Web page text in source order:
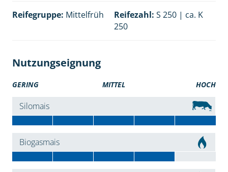
Reifegruppe: Mittelfrüh Reifezahl: S 250 | ca. K
250
Nutzungseignung
GERING MITTEL HOCH
Silomais
Biogasmais